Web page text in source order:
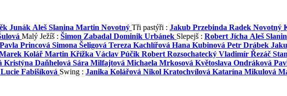
Junák Aleš Slanina Martin Novotný Tři pastýři : Jakub Przebinda Radek Novotný
Malý Ježíš : Šimon Zabadal Dominik Urbánek Slepejš : Robert Jícha Aleš
Pavla Princová Simona Šeligová Tereza Kachlířová Hana Kubinová Petr Drábek
Kolář Martin Křížka Václav Púčik Robert Rozsochatecký Vladimír Řezáč
Kristýna Daňhelová Sára Milfajtová Michaela Mrkosová Květoslava Ondráková
Lucie Fabišíková Swing : Janika Kolářová Nikol Kratochvílová Katarína Mikulová